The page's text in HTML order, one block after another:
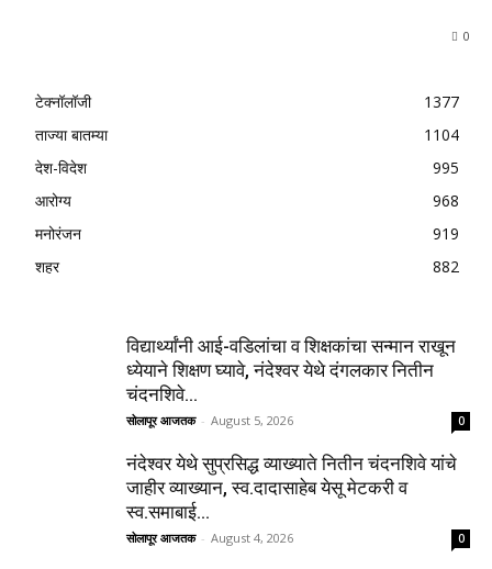
0
टेक्नॉलॉजी
1377
ताज्या बातम्या
1104
देश-विदेश
995
आरोग्य
968
मनोरंजन
919
शहर
882
विद्यार्थ्यांनी आई-वडिलांचा व शिक्षकांचा सन्मान राखून
ध्येयाने शिक्षण घ्यावे, नंदेश्वर येथे दंगलकार नितीन
चंदनशिवे...
सोलापूर आजतक - August 5, 2026 0
नंदेश्वर येथे सुप्रसिद्ध व्याख्याते नितीन चंदनशिवे यांचे
जाहीर व्याख्यान, स्व.दादासाहेब येसू मेटकरी व
स्व.समाबाई...
सोलापूर आजतक - August 4, 2026 0